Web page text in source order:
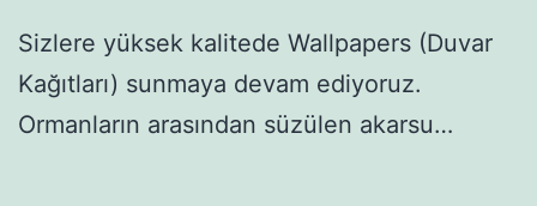
Sizlere yüksek kalitede Wallpapers (Duvar
Kağıtları) sunmaya devam ediyoruz.
Ormanların arasından süzülen akarsu…